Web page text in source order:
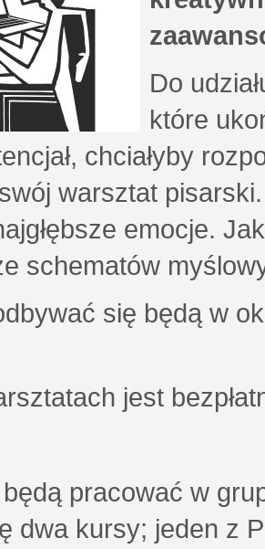
Do
które
chciałyby
warsztat
emocje.
schematów
się będą w
jest
pracować w
dwa kursy; jeden z